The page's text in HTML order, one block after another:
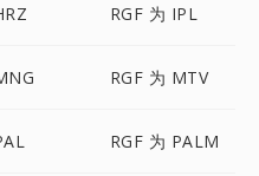
RGF 为 IPL
RGF 为 MTV
RGF 为 PALM